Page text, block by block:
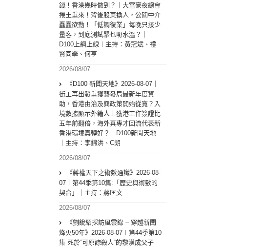
錢！香港幾時做到？｜大富豪夜總會
捲土重來！背後股東換人，公關中介
蠢蠢欲動！「低調復業」每晚只接少
量客，到底測試緊乜嘢水溫？｜
D100上綱上線︱主持：黃冠斌、禮
賢同學、何亨
2026/08/07
《D100 新聞天地》2026-08-07｜
街工再出發重獲藝發局最新年度資
助，香港由治及興政策開始從寬？入
境數據顯示外籍人士獲港工作簽證比
五年前翻倍，海外真專才回流代表新
香港環境真轉好？｜D100新聞天地
｜主持：李錦洪、C朗
2026/08/07
《蔣權天下之術數通識》2026-08-
07︱第44季第10集:「歴史與術數的
契合」｜主持：蔣匡文
2026/08/07
《劉銳紹採訪風雲錄 – 穿越新聞
烽火50年》2026-08-07︱第44季第10
集 死於”可原諒殺人“的黎漢成父子